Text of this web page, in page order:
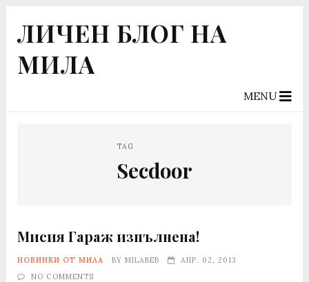
ЛИЧЕН БЛОГ НА
МИЛА
MENU
TAG
Secdoor
Мисия Гараж изпълнена!
НОВИНКИ ОТ МИЛА BY MILABEB
АПР. 02, 2013
NO COMMENTS